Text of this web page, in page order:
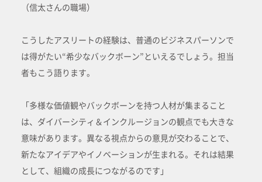
（信太さんの職場）
こうしたアスリートの経験は、普通のビジネスパーソンで
は得がたい“希少なバックボーン”といえるでしょう。担当
者もこう語ります。
「多様な価値観やバックボーンを持つ人材が集まること
は、ダイバーシティ＆インクルージョンの観点でも大きな
意味があります。異なる視点からの意見が交わることで、
新たなアイデアやイノベーションが生まれる。それは結果
として、組織の成長につながるのです」